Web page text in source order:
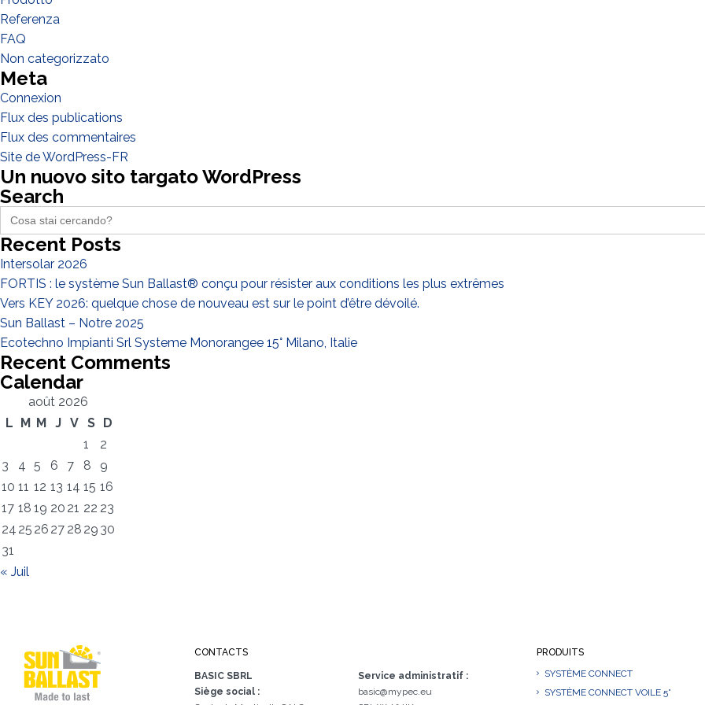
Referenza
FAQ
Non categorizzato
Meta
Connexion
Flux des publications
Flux des commentaires
Site de WordPress-FR
Un nuovo sito targato WordPress
Search
Search
for:
Recent Posts
Intersolar 2026
FORTIS : le système Sun Ballast® conçu pour résister aux conditions les plus extrêmes
Vers KEY 2026: quelque chose de nouveau est sur le point d’être dévoilé.
Sun Ballast – Notre 2025
Ecotechno Impianti Srl Systeme Monorangee 15° Milano, Italie
Recent Comments
Calendar
août 2026
L M M J V S
D
1
2
3
4 5 6 7 8
9
10 11 12 13 14 15 16
17 18 19 20 21 22 23
24 25 26 27 28 29 30
31
« Juil
CONTACTS
BASIC SBRL
Siège social :
Service administratif :
basic@mypec.eu
PRODUITS
SYSTÈME CONNECT
SYSTÈME CONNECT VOILE 5°